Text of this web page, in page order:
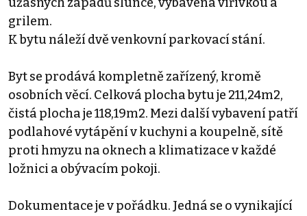
grilem.
K bytu náleží dvě venkovní parkovací stání.
Byt se prodává kompletně zařízený, kromě
osobních věcí. Celková plocha bytu je 211,24m2,
čistá plocha je 118,19m2. Mezi další vybavení patří
podlahové vytápění v kuchyni a koupelně, sítě
proti hmyzu na oknech a klimatizace v každé
ložnici a obývacím pokoji.
Dokumentace je v pořádku. Jedná se o vynikající